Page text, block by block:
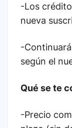
-Los
nueva
-
según el
Qué se te
-Precio